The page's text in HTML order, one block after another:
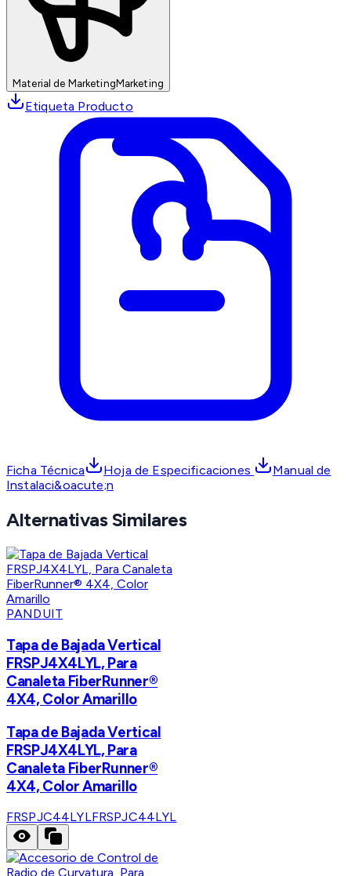
Material de MarketingMarketing
Etiqueta Producto
Ficha Técnica Hoja de Especificaciones
Manual de
Instalaci&oacute;n
Alternativas Similares
PANDUIT
Tapa de Bajada Vertical
FRSPJ4X4LYL, Para
Canaleta FiberRunner®
4X4, Color Amarillo
Tapa de Bajada Vertical
FRSPJ4X4LYL, Para
Canaleta FiberRunner®
4X4, Color Amarillo
FRSPJC44LYLFRSPJC44LYL